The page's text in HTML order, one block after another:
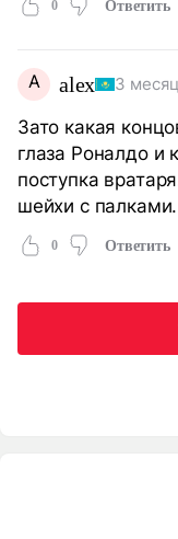
0 Ответить
A alex 3
Зато какая
глаза Роналдо и
поступка
шейхи с
0 Ответить